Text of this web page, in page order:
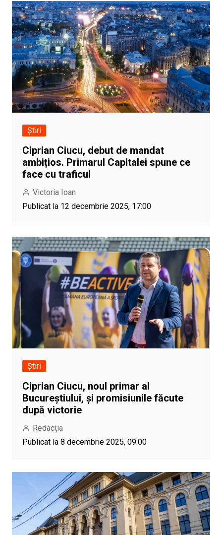
Știri
Ciprian Ciucu, debut de mandat
ambițios. Primarul Capitalei spune ce
face cu traficul
Victoria Ioan
Publicat la 12 decembrie 2025, 17:00
Știri
Ciprian Ciucu, noul primar al
Bucureștiului, și promisiunile făcute
după victorie
Redacția
Publicat la 8 decembrie 2025, 09:00